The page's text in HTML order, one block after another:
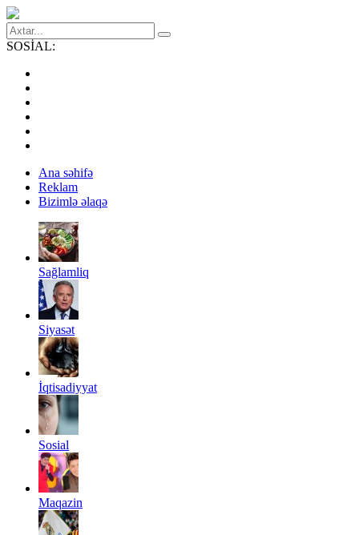
SOSİAL:
Ana səhifə
Reklam
Bizimlə əlaqə
Sağlamliq
Siyasət
İqtisadiyyat
Sosial
Maqazin